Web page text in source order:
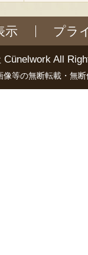
示 プラ
Cünelwork All
等の無断転載・無